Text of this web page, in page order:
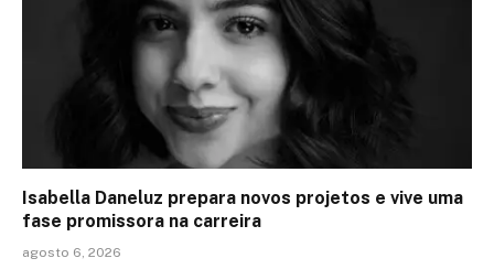
Isabella Daneluz prepara novos projetos e vive uma
fase promissora na carreira
agosto 6, 2026